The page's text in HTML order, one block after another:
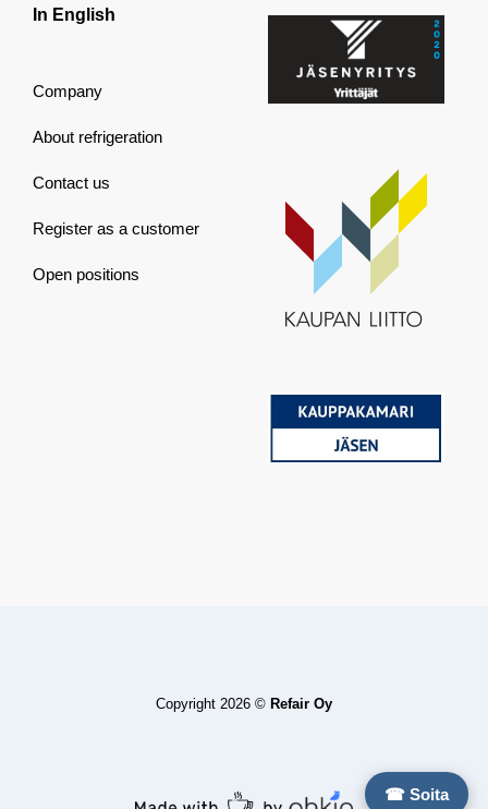
In English
Company
About refrigeration
Contact us
Register as a customer
Open positions
☎ Soita
Copyright 2026 © Refair Oy